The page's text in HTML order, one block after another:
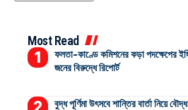
Most Read
ফলতা-কাণ্ডে কমিশনের কড়া পদক্ষেপের
জনের বিরুদ্ধে রিপোর্ট
বুদ্ধ পূর্ণিমা উৎসবে শান্তির বার্তা নিয়ে